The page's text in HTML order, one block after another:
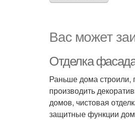
Вас может
Отделка
Раньше дома строили,
производить
домов, чистовая
защитные функции